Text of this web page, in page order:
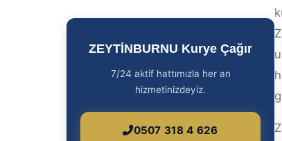
ZEYTİNBURNU Kurye Çağır
7/24 aktif hattımızla her an
hizmetinizdeyiz.
0507 318 4 626